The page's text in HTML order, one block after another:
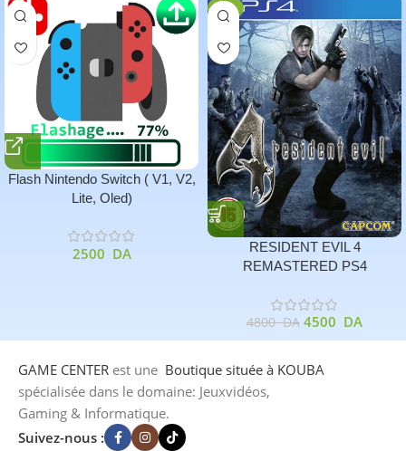
Flash Nintendo Switch ( V1, V2,
Lite, Oled)
2500 DA
-6%
RESIDENT EVIL 4
REMASTERED PS4
4800DA 4500 DA
GAME CENTER est une Boutique située à KOUBA
spécialisée dans le domaine: Jeuxvidéos,
Gaming & Informatique.
Suivez-nous :